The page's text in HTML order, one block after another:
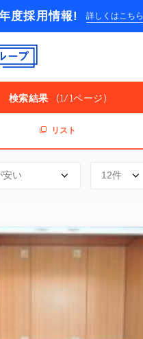
度採用情報! 詳しくはこちら
検索結果 (1/1ページ)
リスト